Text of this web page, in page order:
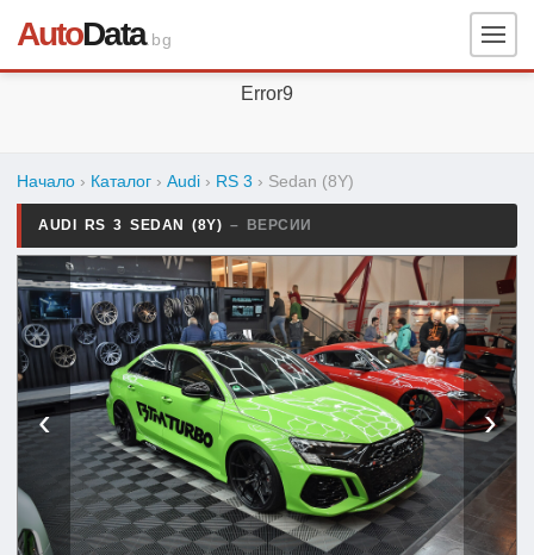
AutoData.bg
Error9
Начало › Каталог › Audi › RS 3 › Sedan (8Y)
AUDI RS 3 SEDAN (8Y) – ВЕРСИИ
‹ ›